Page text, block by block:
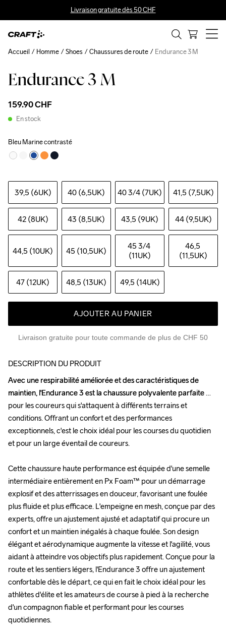
Livraison gratuite dès 50 CHF
Endurance 3 M
159.90 CHF
En stock
Bleu Marine contrasté
39,5 (6UK) 40 (6,5UK) 40 3/4 (7UK) 41,5 (7,5UK)
42 (8UK) 43 (8,5UK) 43,5 (9UK) 44 (9,5UK)
44,5 (10UK) 45 (10,5UK) 45 3/4
(11UK)
46,5
(11,5UK)
47 (12UK) 48,5 (13UK) 49,5 (14UK)
AJOUTER AU PANIER
Livraison gratuite pour toute commande de plus de CHF 50
Accueil Homme Shoes Chaussures de route Endurance 3 M
DESCRIPTION DU PRODUIT
Avec une respirabilité améliorée et des caractéristiques de
maintien, l'Endurance 3 est la chaussure polyvalente parfaite
pour les coureurs qui s'attaquent à différents terrains et
conditions. Offrant un confort et des performances
exceptionnels, c'est le choix idéal pour les courses du quotidien
et pour un large éventail de coureurs.
Cette chaussure haute performance est équipée d'une semelle
intermédiaire entièrement en Px Foam™ pour un démarrage
explosif et des atterrissages en douceur, favorisant une foulée
plus fluide et plus efficace. L'empeigne en mesh, conçue par des
experts, offre un ajustement ajusté et adaptatif qui procure un
confort et un maintien inégalés à chaque foulée. Son design
élégant et aérodynamique augmente la vitesse et l'agilité, vous
aidant à atteindre vos objectifs plus rapidement. Conçue pour la
route et les sentiers légers, l'Endurance 3 offre un ajustement
confortable dès le départ, ce qui en fait le choix idéal pour les
athlètes d'élite et les amateurs de course à pied à la recherche
d'un compagnon fiable et performant pour les courses
quotidiennes.
Avec une respirabilité améliorée et des caractéristiques de
maintien, l'Endurance 3 est la chaussure polyvalente parfaite
pour les coureurs qui s'attaquent à différents terrains et
conditions. Offrant un confort et des performances
exceptionnels, c'est le choix idéal pour les courses du quotidien
et pour un large éventail de coureurs.
Cette chaussure haute performance est équipée d'une semelle
intermédiaire entièrement en Px Foam™ pour un démarrage
explosif et des atterrissages en douceur, favorisant une foulée
plus fluide et plus efficace. L'empeigne en mesh, conçue par des
experts, offre un ajustement ajusté et adaptatif qui procure un
confort et un maintien inégalés à chaque foulée. Son design
élégant et aérodynamique augmente la vitesse et l'agilité, vous
aidant à atteindre vos objectifs plus rapidement. Conçue pour la
route et les sentiers légers, l'Endurance 3 offre un ajustement
confortable dès le départ, ce qui en fait le choix idéal pour les
athlètes d'élite et les amateurs de course à pied à la recherche
d'un compagnon fiable et performant pour les courses
quotidiennes.